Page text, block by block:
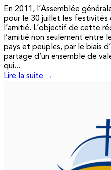
En 2011, l’Assemblée
pour le 30 juillet les festivités
l’amitié. L’objectif de cette
l’amitié non seulement entre
pays et peuples, par le biais
partage d’un ensemble de
qui...
Lire la suite →